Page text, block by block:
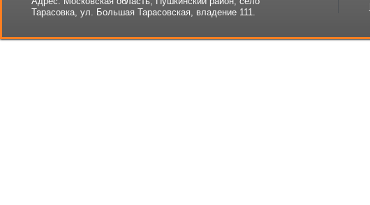
Тарасовка, ул. Большая Тарасовская, владение 111.